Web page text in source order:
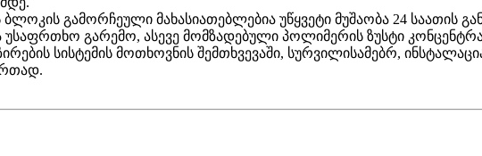
გამორჩეული მახასიათებლებია უწყვეტი მუშაობა 24 საათის
გარემო, ასევე მომზადებული პოლიმერის ზუსტი
სისტემის მოთხოვნის შემთხვევაში, სურვილისამებრ,